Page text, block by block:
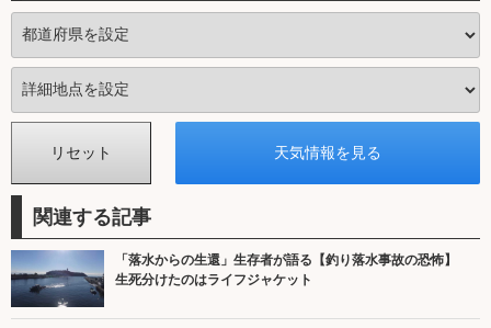
関連する記事
「落水からの生還」生存者が語る【釣り落水事故の恐怖】
生死分けたのはライフジャケット